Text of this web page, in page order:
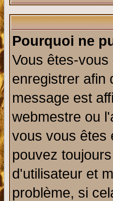
Pourquoi ne
Vous êtes-
enregistrer afin
message est
webmestre ou
vous vous êtes
pouvez
d'utilisateur et
problème, si